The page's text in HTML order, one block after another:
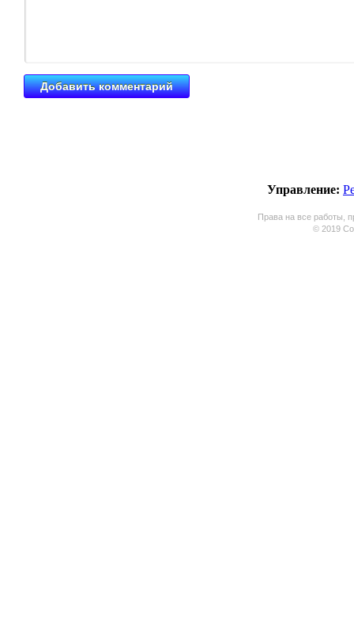
Управление:
Права на все работы,
© 2019